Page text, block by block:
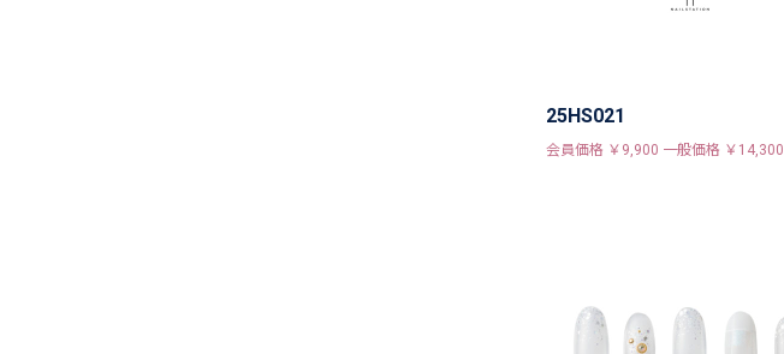
25HS021
会員価格 ￥9,900 一般価格 ￥14,300